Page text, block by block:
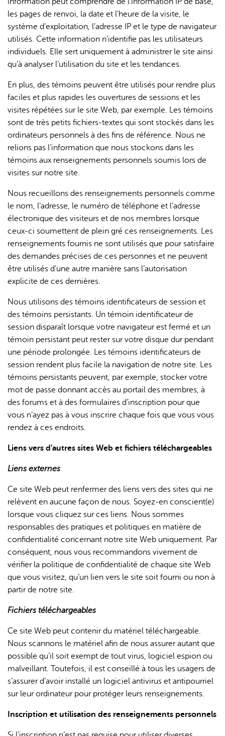
les pages de renvoi, la date et l’heure de la visite, le
système d’exploitation, l’adresse IP et le type de navigateur
utilisés. Cette information n’identifie pas les utilisateurs
individuels. Elle sert uniquement à administrer le site ainsi
qu’à analyser l’utilisation du site et les tendances.
En plus, des témoins peuvent être utilisés pour rendre plus
faciles et plus rapides les ouvertures de sessions et les
visites répétées sur le site Web, par exemple. Les témoins
sont de très petits fichiers-textes qui sont stockés dans les
ordinateurs personnels à des fins de référence. Nous ne
relions pas l’information que nous stockons dans les
témoins aux renseignements personnels soumis lors de
visites sur notre site.
Nous recueillons des renseignements personnels comme
le nom, l’adresse, le numéro de téléphone et l’adresse
électronique des visiteurs et de nos membres lorsque
ceux-ci soumettent de plein gré ces renseignements. Les
renseignements fournis ne sont utilisés que pour satisfaire
des demandes précises de ces personnes et ne peuvent
être utilisés d’une autre manière sans l’autorisation
explicite de ces dernières.
Nous utilisons des témoins identificateurs de session et
des témoins persistants. Un témoin identificateur de
session disparaît lorsque votre navigateur est fermé et un
témoin persistant peut rester sur votre disque dur pendant
une période prolongée. Les témoins identificateurs de
session rendent plus facile la navigation de notre site. Les
témoins persistants peuvent, par exemple, stocker votre
mot de passe donnant accès au portail des membres, à
des forums et à des formulaires d’inscription pour que
vous n’ayez pas à vous inscrire chaque fois que vous vous
rendez à ces endroits.
Liens vers d’autres sites Web et fichiers téléchargeables
Liens externes
Ce site Web peut renfermer des liens vers des sites qui ne
relèvent en aucune façon de nous. Soyez-en conscient(e)
lorsque vous cliquez sur ces liens. Nous sommes
responsables des pratiques et politiques en matière de
confidentialité concernant notre site Web uniquement. Par
conséquent, nous vous recommandons vivement de
vérifier la politique de confidentialité de chaque site Web
que vous visitez, qu’un lien vers le site soit fourni ou non à
partir de notre site.
Fichiers téléchargeables
Ce site Web peut contenir du matériel téléchargeable.
Nous scannons le matériel afin de nous assurer autant que
possible qu’il soit exempt de tout virus, logiciel espion ou
malveillant. Toutefois, il est conseillé à tous les usagers de
s’assurer d’avoir installé un logiciel antivirus et antipourriel
sur leur ordinateur pour protéger leurs renseignements.
Inscription et utilisation des renseignements personnels